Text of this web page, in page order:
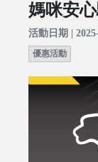
媽咪安
活動日期 |
優惠活動